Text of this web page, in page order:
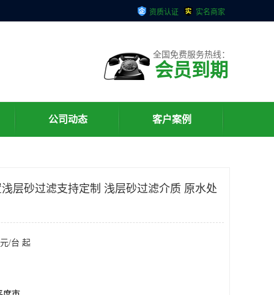
资质认证 实名商家
全国免费服务热线：
会员到期
公司动态 客户案例
层砂过滤支持定制 浅层砂过滤介质 原水处
/台 起